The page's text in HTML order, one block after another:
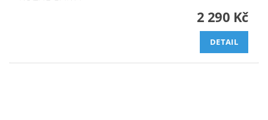
2 290 Kč
DETAIL